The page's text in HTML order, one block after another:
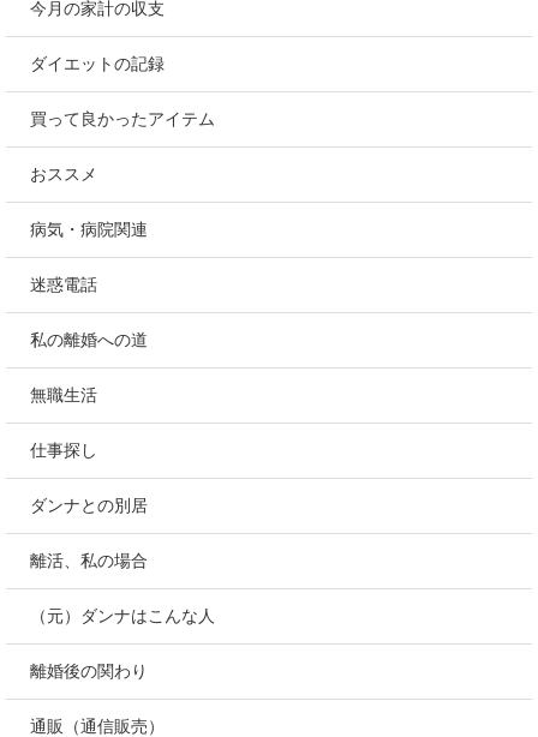
今月の家計の収支
ダイエットの記録
買って良かったアイテム
おススメ
病気・病院関連
迷惑電話
私の離婚への道
無職生活
仕事探し
ダンナとの別居
離活、私の場合
（元）ダンナはこんな人
離婚後の関わり
通販（通信販売）